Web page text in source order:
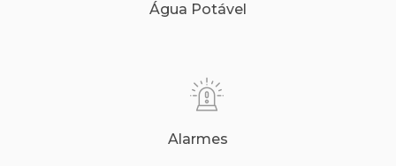
Água Potável
Alarmes